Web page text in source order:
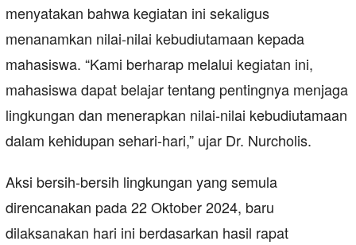
menyatakan bahwa kegiatan ini sekaligus
menanamkan nilai-nilai kebudiutamaan kepada
mahasiswa. “Kami berharap melalui kegiatan ini,
mahasiswa dapat belajar tentang pentingnya menjaga
lingkungan dan menerapkan nilai-nilai kebudiutamaan
dalam kehidupan sehari-hari,” ujar Dr. Nurcholis.
Aksi bersih-bersih lingkungan yang semula
direncanakan pada 22 Oktober 2024, baru
dilaksanakan hari ini berdasarkan hasil rapat